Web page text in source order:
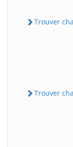
Trouver
Trouver